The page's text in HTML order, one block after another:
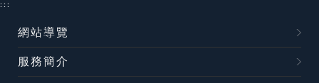
:::
網站導覽
服務簡介